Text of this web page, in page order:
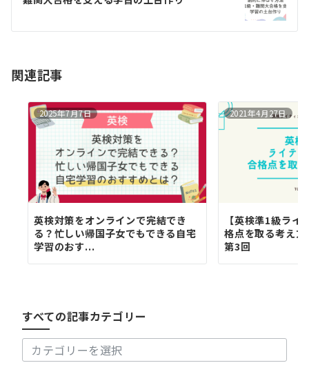
ー
シ
ン
関連記事
2025年7月7日
英検対策をオンラインで完結でき
る？忙しい帰国子女でもできる自宅
学習のおす...
2021年4月27日
【英検準1級ライ
格点を取る考え
第3回
すべての記事カテゴリー
す
記
事